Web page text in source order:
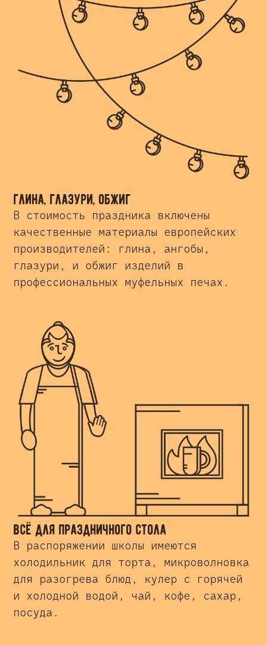
глина, глазури, обжиг
В стоимость праздника включены
качественные материалы европейских
производителей: глина, ангобы,
глазури, и обжиг изделий в
профессиональных муфельных печах.
всё для праздничного стола
В распоряжении школы имеются
холодильник для торта, микроволновка
для разогрева блюд, кулер с горячей
и холодной водой, чай, кофе, сахар,
посуда.